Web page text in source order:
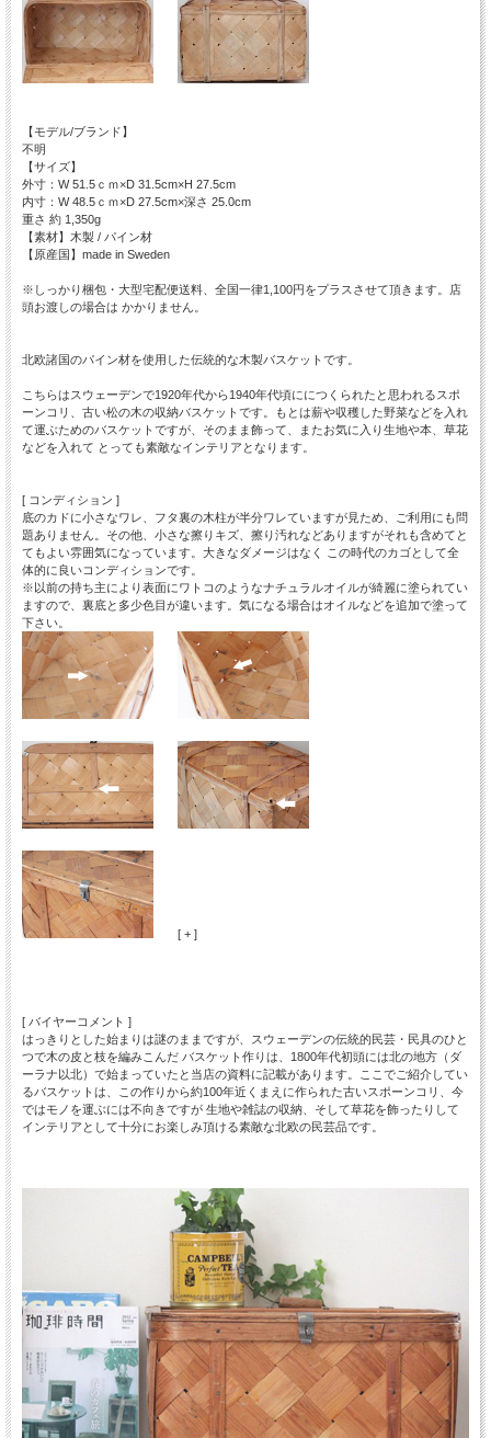
【モデル/ブランド】
不明
【サイズ】
外寸：W 51.5ｃｍ×D 31.5cm×H 27.5cm
内寸：W 48.5ｃｍ×D 27.5cm×深さ 25.0cm
重さ 約 1,350g
【素材】木製 / パイン材
【原産国】made in Sweden
※しっかり梱包・大型宅配便送料、全国一律1,100円をプラスさせて頂きます。店
頭お渡しの場合は かかりません。
北欧諸国のパイン材を使用した伝統的な木製バスケットです。
こちらはスウェーデンで1920年代から1940年代頃ににつくられたと思われるスポ
ーンコリ、古い松の木の収納バスケットです。もとは薪や収穫した野菜などを入れ
て運ぶためのバスケットですが、そのまま飾って、またお気に入り生地や本、草花
などを入れて とっても素敵なインテリアとなります。
[ コンディション ]
底のカドに小さなワレ、フタ裏の木柱が半分ワレていますが見ため、ご利用にも問
題ありません。その他、小さな擦りキズ、擦り汚れなどありますがそれも含めてと
てもよい雰囲気になっています。大きなダメージはなく この時代のカゴとして全
体的に良いコンディションです。
※以前の持ち主により表面にワトコのようなナチュラルオイルが綺麗に塗られてい
ますので、裏底と多少色目が違います。気になる場合はオイルなどを追加で塗って
下さい。
[ + ]
[ バイヤーコメント ]
はっきりとした始まりは謎のままですが、スウェーデンの伝統的民芸・民具のひと
つで木の皮と枝を編みこんだ バスケット作りは、1800年代初頭には北の地方（ダ
ーラナ以北）で始まっていたと当店の資料に記載があります。ここでご紹介してい
るバスケットは、この作りから約100年近くまえに作られた古いスポーンコリ、今
ではモノを運ぶには不向きですが 生地や雑誌の収納、そして草花を飾ったりして
インテリアとして十分にお楽しみ頂ける素敵な北欧の民芸品です。